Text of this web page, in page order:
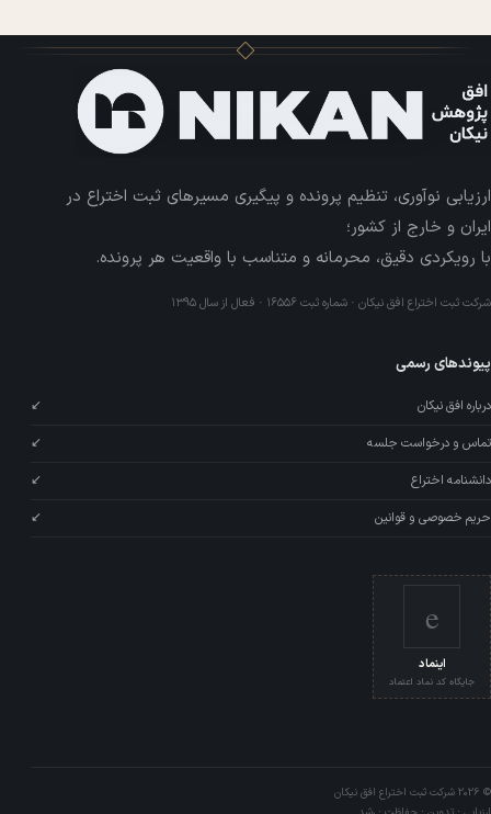
ارزیابی نوآوری، تنظیم پرونده و پیگیری مسیرهای ثبت اختراع در
ایران و خارج از کشور؛
با رویکردی دقیق، محرمانه و متناسب با واقعیت هر پرونده.
شرکت ثبت اختراع افق نیکان · شماره ثبت ۱۶۵۵۶ · فعال از سال ۱۳۹۵
پیوندهای رسمی
درباره افق نیکان
↙
تماس و درخواست جلسه
↙
دانشنامه اختراع
↙
حریم خصوصی و قوانین
↙
e
اینماد
جایگاه کد نماد اعتماد
© 2026 شرکت ثبت اختراع افق نیکان